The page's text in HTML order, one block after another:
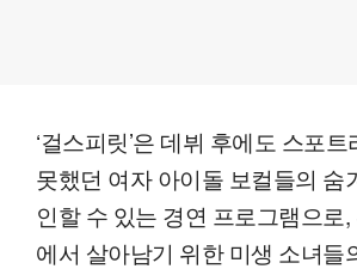
‘걸스피릿’은 데뷔 후에도 스포
못했던 여자 아이돌 보컬들의 숨
인할 수 있는 경연 프로그램으로
에서 살아남기 위한 미생 소녀들